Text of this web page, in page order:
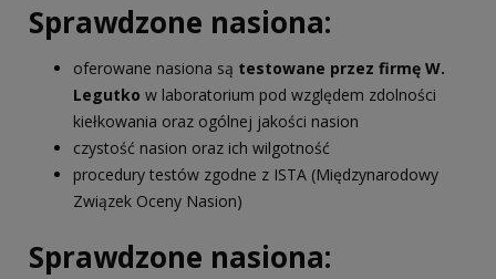
Sprawdzone nasiona:
oferowane nasiona są testowane przez firmę W.
Legutko w laboratorium pod względem zdolności
kiełkowania oraz ogólnej jakości nasion
czystość nasion oraz ich wilgotność
procedury testów zgodne z ISTA (Międzynarodowy
Związek Oceny Nasion)
Sprawdzone nasiona: